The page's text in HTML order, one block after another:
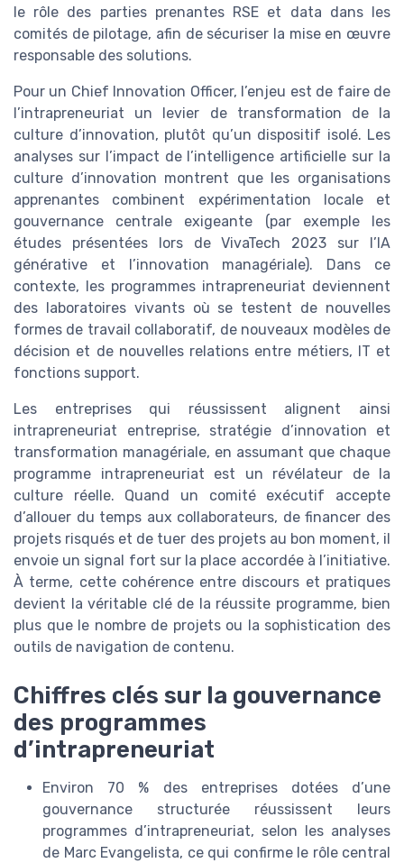
le rôle des parties prenantes RSE et data dans les
comités de pilotage, afin de sécuriser la mise en œuvre
responsable des solutions.
Pour un Chief Innovation Officer, l’enjeu est de faire de
l’intrapreneuriat un levier de transformation de la
culture d’innovation, plutôt qu’un dispositif isolé. Les
analyses sur l’impact de l’intelligence artificielle sur la
culture d’innovation montrent que les organisations
apprenantes combinent expérimentation locale et
gouvernance centrale exigeante (par exemple les
études présentées lors de VivaTech 2023 sur l’IA
générative et l’innovation managériale). Dans ce
contexte, les programmes intrapreneuriat deviennent
des laboratoires vivants où se testent de nouvelles
formes de travail collaboratif, de nouveaux modèles de
décision et de nouvelles relations entre métiers, IT et
fonctions support.
Les entreprises qui réussissent alignent ainsi
intrapreneuriat entreprise, stratégie d’innovation et
transformation managériale, en assumant que chaque
programme intrapreneuriat est un révélateur de la
culture réelle. Quand un comité exécutif accepte
d’allouer du temps aux collaborateurs, de financer des
projets risqués et de tuer des projets au bon moment, il
envoie un signal fort sur la place accordée à l’initiative.
À terme, cette cohérence entre discours et pratiques
devient la véritable clé de la réussite programme, bien
plus que le nombre de projets ou la sophistication des
outils de navigation de contenu.
Chiffres clés sur la gouvernance
des programmes
d’intrapreneuriat
Environ 70 % des entreprises dotées d’une
gouvernance structurée réussissent leurs
programmes d’intrapreneuriat, selon les analyses
de Marc Evangelista, ce qui confirme le rôle central